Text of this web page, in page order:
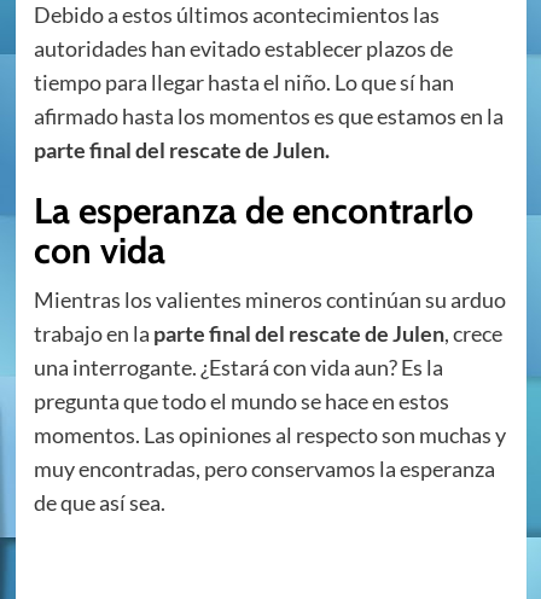
Debido a estos últimos acontecimientos las
autoridades han evitado establecer plazos de
tiempo para llegar hasta el niño. Lo que sí han
afirmado hasta los momentos es que estamos en la
parte final del rescate de Julen.
La esperanza de encontrarlo
con vida
Mientras los valientes mineros continúan su arduo
trabajo en la parte final del rescate de Julen, crece
una interrogante. ¿Estará con vida aun? Es la
pregunta que todo el mundo se hace en estos
momentos. Las opiniones al respecto son muchas y
muy encontradas, pero conservamos la esperanza
de que así sea.